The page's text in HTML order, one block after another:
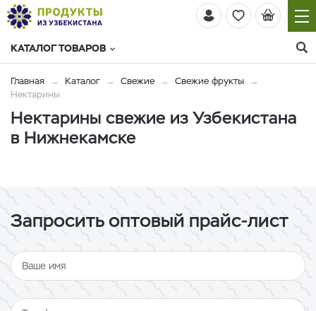
КАТАЛОГ ТОВАРОВ
Главная Каталог Свежие
Свежие фрукты
Нектарины
Нектарины свежие из Узбекистана
в Нижнекамске
Запросить оптовый прайс-лист